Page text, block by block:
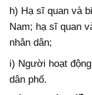
h) Hạ sĩ quan và
Nam; hạ sĩ quan
nhân dân;
i) Người hoạt
dân phố.